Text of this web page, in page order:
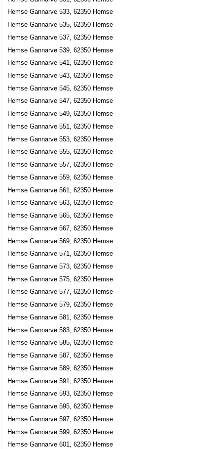
Hemse Gannarve 533, 62350 Hemse
Hemse Gannarve 535, 62350 Hemse
Hemse Gannarve 537, 62350 Hemse
Hemse Gannarve 539, 62350 Hemse
Hemse Gannarve 541, 62350 Hemse
Hemse Gannarve 543, 62350 Hemse
Hemse Gannarve 545, 62350 Hemse
Hemse Gannarve 547, 62350 Hemse
Hemse Gannarve 549, 62350 Hemse
Hemse Gannarve 551, 62350 Hemse
Hemse Gannarve 553, 62350 Hemse
Hemse Gannarve 555, 62350 Hemse
Hemse Gannarve 557, 62350 Hemse
Hemse Gannarve 559, 62350 Hemse
Hemse Gannarve 561, 62350 Hemse
Hemse Gannarve 563, 62350 Hemse
Hemse Gannarve 565, 62350 Hemse
Hemse Gannarve 567, 62350 Hemse
Hemse Gannarve 569, 62350 Hemse
Hemse Gannarve 571, 62350 Hemse
Hemse Gannarve 573, 62350 Hemse
Hemse Gannarve 575, 62350 Hemse
Hemse Gannarve 577, 62350 Hemse
Hemse Gannarve 579, 62350 Hemse
Hemse Gannarve 581, 62350 Hemse
Hemse Gannarve 583, 62350 Hemse
Hemse Gannarve 585, 62350 Hemse
Hemse Gannarve 587, 62350 Hemse
Hemse Gannarve 589, 62350 Hemse
Hemse Gannarve 591, 62350 Hemse
Hemse Gannarve 593, 62350 Hemse
Hemse Gannarve 595, 62350 Hemse
Hemse Gannarve 597, 62350 Hemse
Hemse Gannarve 599, 62350 Hemse
Hemse Gannarve 601, 62350 Hemse